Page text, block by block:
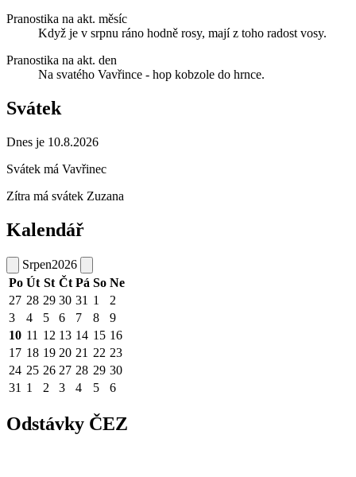
Pranostika na akt. měsíc
Když je v srpnu ráno hodně rosy, mají z toho radost vosy.
Pranostika na akt. den
Na svatého Vavřince - hop kobzole do hrnce.
Svátek
Dnes je 10.8.2026
Svátek má Vavřinec
Zítra má svátek Zuzana
Kalendář
Srpen2026
Po Út St Čt Pá So Ne
27 28 29 30 31 1
2
3
4 5 6 7 8
9
10 11 12 13 14 15 16
17 18 19 20 21 22 23
24 25 26 27 28 29 30
31 1 2 3 4 5 6
Odstávky ČEZ